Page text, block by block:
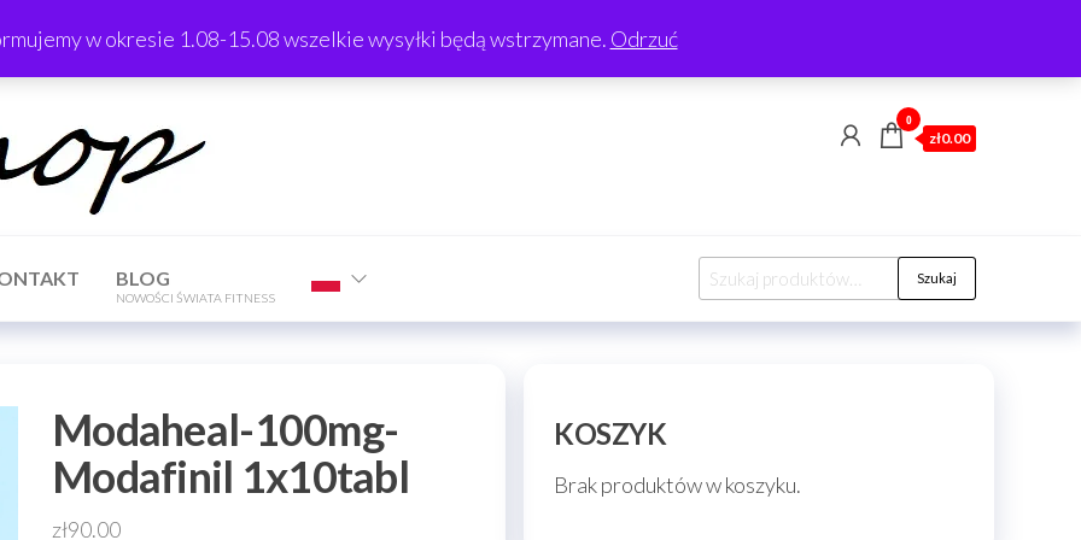
w okresie 1.08-15.08 wszelkie wysyłki będą wstrzymane. Odrzuć
TrTShop
0
zł0.00
BLOG
NOWOŚCI ŚWIATA FITNESS
Szukaj: Szukaj
Modaheal-100mg-
Modafinil 1x10tabl
zł90.00
KOSZYK
Brak produktów w koszyku.